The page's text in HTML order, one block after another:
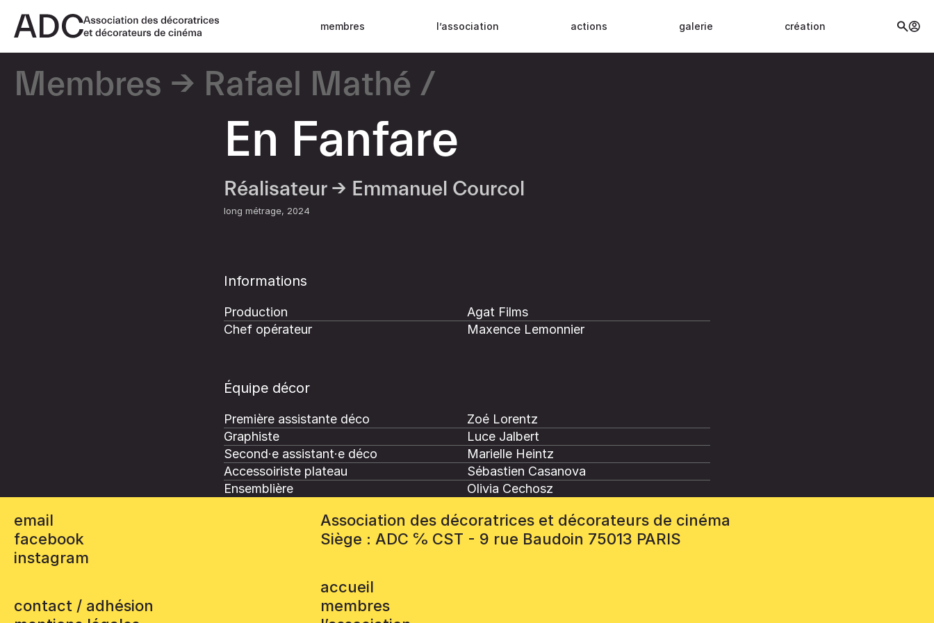
membres l’association actions galerie création
Membres Rafael Mathé
En Fanfare
Réalisateur → Emmanuel Courcol
long métrage 2024
Informations
Production
Agat Films
Chef opérateur
Maxence Lemonnier
Équipe décor
Première assistante déco
Zoé Lorentz
Graphiste
Luce Jalbert
Second·e assistant·e déco
Marielle Heintz
Accessoiriste plateau
Sébastien Casanova
Ensemblière
Olivia Cechosz
email
facebook
instagram
contact / adhésion
Association des décoratrices et décorateurs de cinéma
Siège : ADC ℅ CST - 9 rue Baudoin 75013 PARIS
accueil
membres